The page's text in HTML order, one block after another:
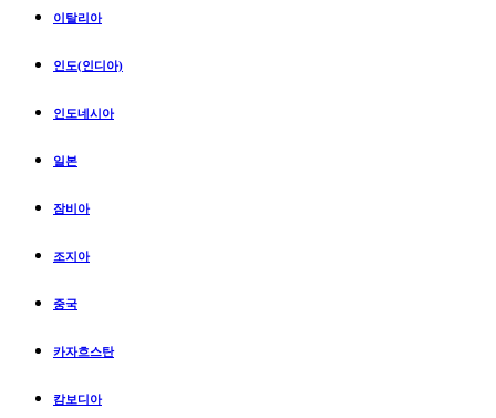
이탈리아
인도(인디아)
인도네시아
일본
잠비아
조지아
중국
카자흐스탄
캄보디아